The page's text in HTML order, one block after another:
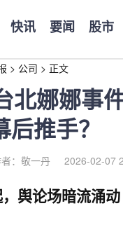
快讯 要闻 股市
> 公司 > 正文
北娜娜事
推手？
：敬一丹 2026-02-07
舆论场暗流涌动